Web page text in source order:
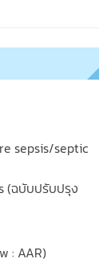
sepsis/septic
(ฉบับปรับปรุง
: AAR)